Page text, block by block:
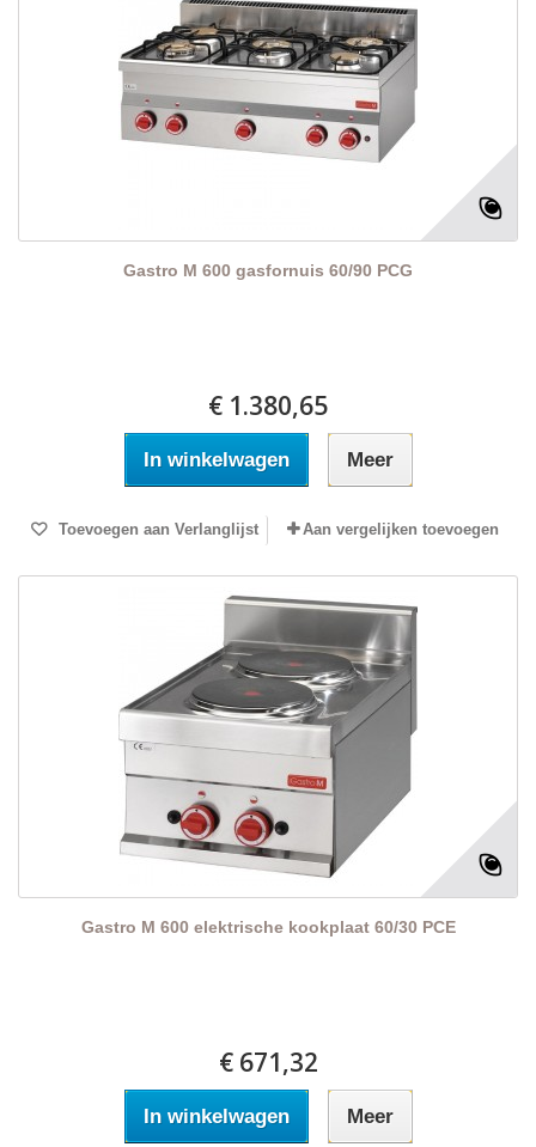
Gastro M 600 gasfornuis 60/90 PCG
€ 1.380,65
In winkelwagen Meer
Toevoegen aan Verlanglijst Aan vergelijken toevoegen
Gastro M 600 elektrische kookplaat 60/30 PCE
€ 671,32
In winkelwagen Meer